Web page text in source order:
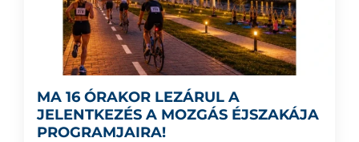
MA 16 ÓRAKOR LEZÁRUL A
JELENTKEZÉS A MOZGÁS ÉJSZAKÁJA
PROGRAMJAIRA!